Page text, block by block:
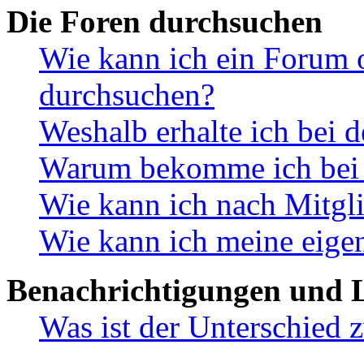
Die Foren durchsuchen
Wie kann ich ein Forum
durchsuchen?
Weshalb erhalte ich bei
Warum bekomme ich
Wie kann ich nach
Wie kann ich meine
Benachrichtigungen und
Was ist der Unterschied